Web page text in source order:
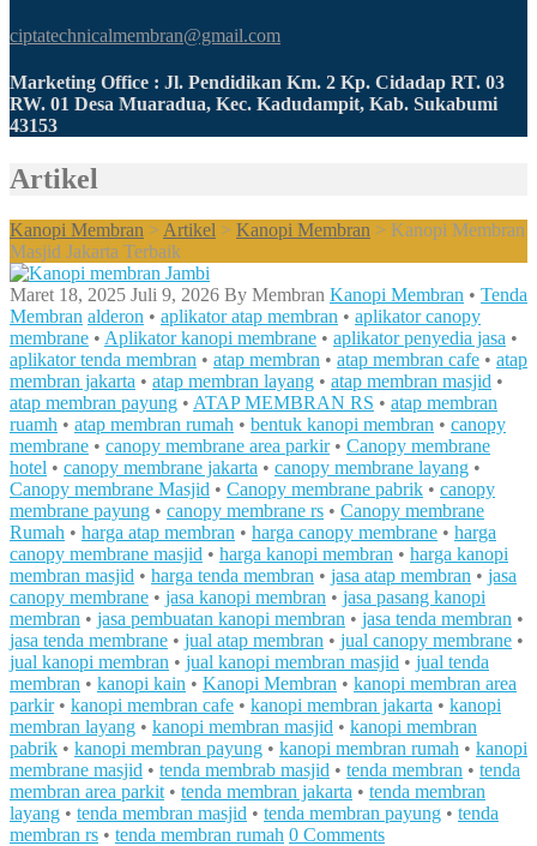
ciptatechnicalmembran@gmail.com
Marketing Office : Jl. Pendidikan Km. 2 Kp. Cidadap RT. 03
RW. 01 Desa Muaradua, Kec. Kadudampit, Kab. Sukabumi
43153
Artikel
Kanopi Membran > Artikel > Kanopi Membran > Kanopi Membran
Masjid Jakarta Terbaik
Maret 18, 2025 Juli 9, 2026 By Membran Kanopi Membran • Tenda
Membran alderon • aplikator atap membran • aplikator canopy
membrane • Aplikator kanopi membrane • aplikator penyedia jasa •
aplikator tenda membran • atap membran • atap membran cafe • atap
membran jakarta • atap membran layang • atap membran masjid •
atap membran payung • ATAP MEMBRAN RS • atap membran
ruamh • atap membran rumah • bentuk kanopi membran • canopy
membrane • canopy membrane area parkir• Canopy membrane
hotel • canopy membrane jakarta • canopy membrane layang •
Canopy membrane Masjid • Canopy membrane pabrik • canopy
membrane payung • canopy membrane rs • Canopy membrane
Rumah • harga atap membran • harga canopy membrane • harga
canopy membrane masjid • harga kanopi membran • harga kanopi
membran masjid • harga tenda membran • jasa atap membran • jasa
canopy membrane • jasa kanopi membran • jasa pasang kanopi
membran • jasa pembuatan kanopi membran • jasa tenda membran •
jasa tenda membrane • jual atap membran • jual canopy membrane •
jual kanopi membran • jual kanopi membran masjid • jual tenda
membran • kanopi kain • Kanopi Membran • kanopi membran area
parkir• kanopi membran cafe • kanopi membran jakarta • kanopi
membran layang • kanopi membran masjid • kanopi membran
pabrik • kanopi membran payung • kanopi membran rumah • kanopi
membrane masjid • tenda membrab masjid • tenda membran • tenda
membran area parkit • tenda membran jakarta • tenda membran
layang • tenda membran masjid • tenda membran payung • tenda
membran rs • tenda membran rumah 0 Comments